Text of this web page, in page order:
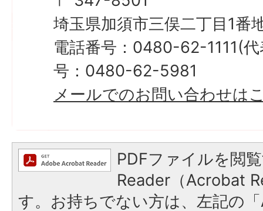
埼玉県加須市三俣二丁目1番
電話番号：0480-62-1111(
号：0480-62-5981
メールでのお問い合わせは
PDFファイルを閲
Reader（Acrobat
す。お持ちでない方は、左記の